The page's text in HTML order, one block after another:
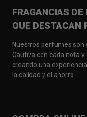
FRAGANCIAS
QUE DESTACAN
Nuestros perfumes son
Cautiva con cada nota
creando una
la calidad y el ahorro.